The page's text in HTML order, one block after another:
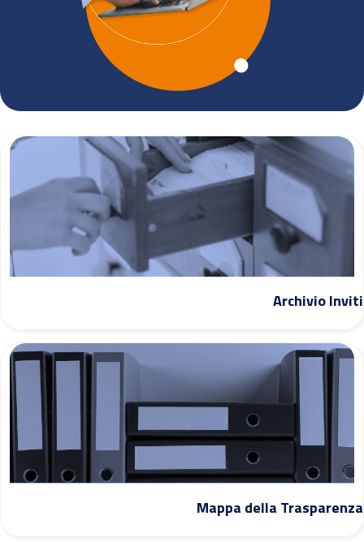
Archivio Inviti
Mappa della Trasparenza